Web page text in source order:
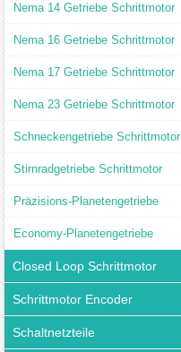
Nema 14 Getriebe Schrittmotor
Nema 16 Getriebe Schrittmotor
Nema 17 Getriebe Schrittmotor
Nema 23 Getriebe Schrittmotor
Schneckengetriebe Schrittmotor
Stirnradgetriebe Schrittmotor
Präzisions-Planetengetriebe
Economy-Planetengetriebe
Closed Loop Schrittmotor
Schrittmotor Encoder
Schaltnetzteile